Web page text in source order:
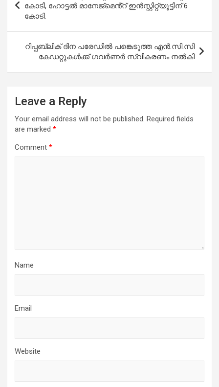
o
k
p
navigation
കോടി, ഹോട്ടൽ മാനേജ്മെൻ്റ് ഇൻസ്റ്റിറ്റ്യൂട്ടിന് 6
കോടി.
റിപ്പബ്ലിക് ദിന പരേഡിൽ പങ്കെടുത്ത എൻ.സി.സി
കേഡറ്റുകൾക്ക് ഗവർണർ സ്വീകരണം നൽകി
Leave a Reply
Your email address will not be published. Required fields
are marked *
Comment *
Name
Email
Website